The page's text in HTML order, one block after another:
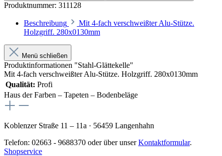
Produktnummer: 311128
Beschreibung
Mit 4-fach verschweißter Alu-Stütze.
Holzgriff. 280x0130mm
Menü schließen
Produktinformationen "Stahl-Glättekelle"
Mit 4-fach verschweißter Alu-Stütze. Holzgriff. 280x0130mm
Qualität: Profi
Haus der Farben – Tapeten – Bodenbeläge
Koblenzer Straße 11 – 11a · 56459 Langenhahn
Telefon: 02663 - 9688370 oder über unserKontaktformular.
Shopservice